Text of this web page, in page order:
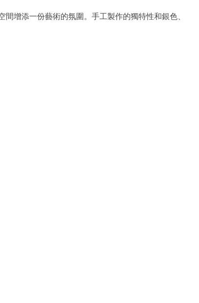
增添一份藝術的氛圍。手工製作的獨特性和銀色、